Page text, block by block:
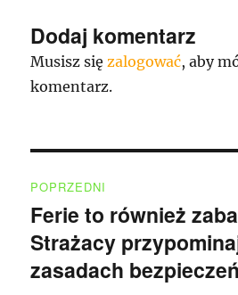
Dodaj komentarz
Musisz się zalogować, aby
komentarz.
wpisu
POPRZEDNI
Poprzedni
wpis:
Ferie to również
Strażacy
zasadach